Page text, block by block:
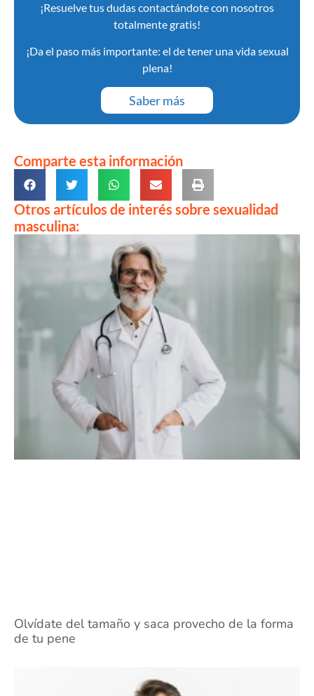
¡Resuelve tus dudas contactándote con nosotros
totalmente gratis!
¡Da el paso más importante: el de tener una vida sexual
plena!
Saber más
Comparte esta información
Otros artículos de interés sobre sexualidad
masculina:
Olvídate del tamaño y saca provecho de la forma
de tu pene